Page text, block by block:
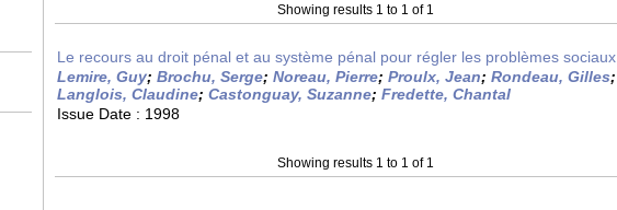
Showing results 1 to 1 of 1
Le recours au droit pénal et au système pénal pour régler les problèmes sociaux
Lemire, Guy; Brochu, Serge; Noreau, Pierre; Proulx, Jean; Rondeau, Gilles;
Langlois, Claudine; Castonguay, Suzanne; Fredette, Chantal
Issue Date : 1998
Showing results 1 to 1 of 1